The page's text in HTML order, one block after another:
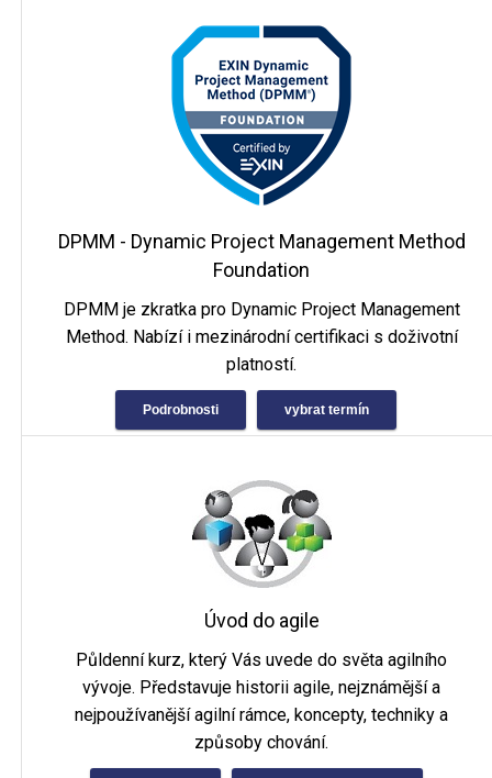
DPMM - Dynamic Project Management Method
Foundation
DPMM je zkratka pro Dynamic Project Management
Method. Nabízí i mezinárodní certifikaci s doživotní
platností.
Podrobnosti vybrat termín
Úvod do agile
Půldenní kurz, který Vás uvede do světa agilního
vývoje. Představuje historii agile, nejznámější a
nejpoužívanější agilní rámce, koncepty, techniky a
způsoby chování.